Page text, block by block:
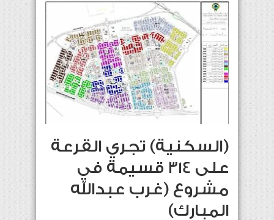
(السكنية) تجري القرعة
على 314 قسيمة في
مشروع (غرب عبدالله
المبارك)